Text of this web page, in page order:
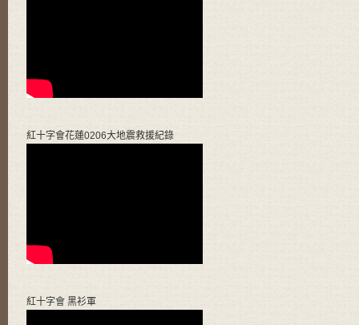
紅十字會花蓮0206大地震救援紀錄
紅十字會 黑衫軍